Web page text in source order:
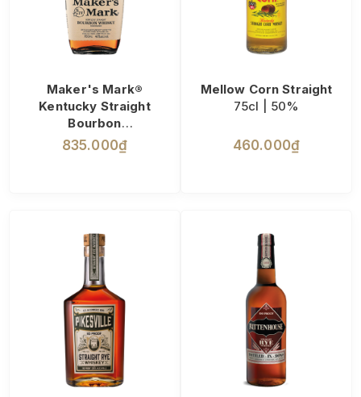
Maker's Mark®
Kentucky Straight
Bourbon
75cl | 45%
835.000₫
Mellow Corn Straight
75cl | 50%
460.000₫